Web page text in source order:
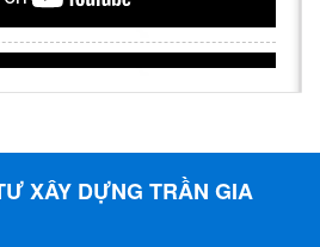
XÂY DỰNG TRẦN GIA